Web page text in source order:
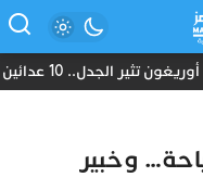
ومدرب واحد دون طبيب أو إداري
وخبير